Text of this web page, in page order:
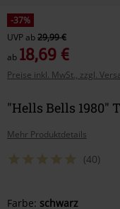
-37%
UVPab29,99 €
ab 18,69 €
Preise inkl. MwSt., zzgl.
"Hells Bells 1980"
Mehr Produktdetails
(40)
Wähle
Farbe: schwarz